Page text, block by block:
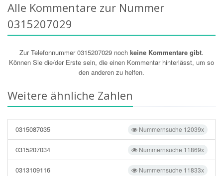
Alle Kommentare zur Nummer
0315207029
Zur Telefonnummer 0315207029 noch keine Kommentare gibt.
Können Sie die/der Erste sein, die einen Kommentar hinterlässt, um so
den anderen zu helfen.
Weitere ähnliche Zahlen
Nummernsuche 12039x
0315087035
Nummernsuche 11869x
0315207034
Nummernsuche 11833x
0313109116